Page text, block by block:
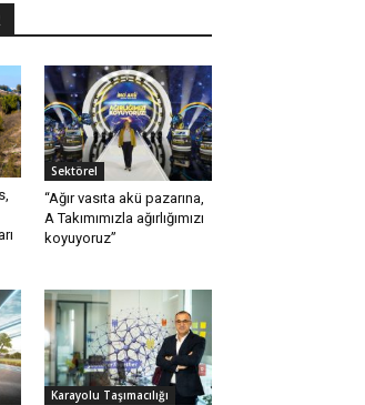
Sektörel
“Ağır vasıta akü pazarına,
A Takımımızla ağırlığımızı
koyuyoruz”
Karayolu Taşımacılığı